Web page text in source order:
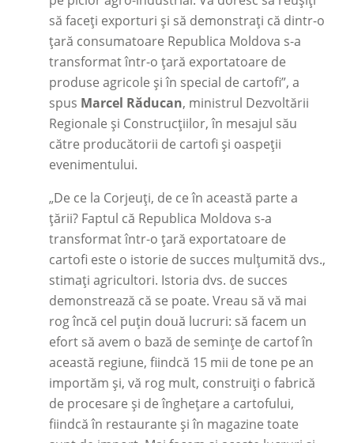
să faceți exporturi și să demonstrați că dintr-o
țară consumatoare Republica Moldova s-a
transformat într-o țară exportatoare de
produse agricole și în special de cartofi”, a
spus Marcel Răducan, ministrul Dezvoltării
Regionale și Construcțiilor, în mesajul său
către producătorii de cartofi și oaspeții
evenimentului.
„De ce la Corjeuți, de ce în această parte a
țării? Faptul că Republica Moldova s-a
transformat într-o țară exportatoare de
cartofi este o istorie de succes mulțumită dvs.,
stimați agricultori. Istoria dvs. de succes
demonstrează că se poate. Vreau să vă mai
rog încă cel puțin două lucruri: să facem un
efort să avem o bază de semințe de cartof în
această regiune, fiindcă 15 mii de tone pe an
importăm și, vă rog mult, construiți o fabrică
de procesare și de înghețare a cartofului,
fiindcă în restaurante și în magazine toate